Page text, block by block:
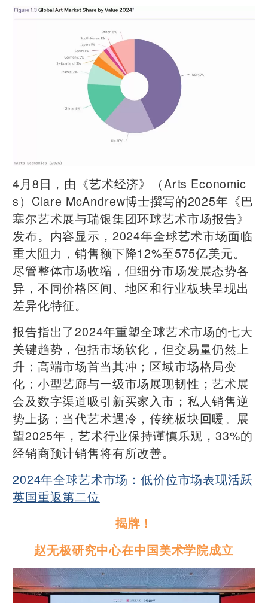
4月8日，由《艺术经济》（Arts Economic
s）Clare McAndrew博士撰写的2025年《巴
塞尔艺术展与瑞银集团环球艺术市场报告》
发布。内容显示，2024年全球艺术市场面临
重大阻力，销售额下降12%至575亿美元。
尽管整体市场收缩，但细分市场发展态势各
异，不同价格区间、地区和行业板块呈现出
差异化特征。
报告指出了2024年重塑全球艺术市场的七大
关键趋势，包括市场软化，但交易量仍然上
升；高端市场首当其冲；区域市场格局变
化；小型艺廊与一级市场展现韧性；艺术展
会及数字渠道吸引新买家入市；私人销售逆
势上扬；当代艺术遇冷，传统板块回暖。展
望2025年，艺术行业保持谨慎乐观，33%的
经销商预计销售将有所改善。
2024年全球艺术市场：低价位市场表现活跃
英国重返第二位
揭牌！
赵无极研究中心在中国美术学院成立